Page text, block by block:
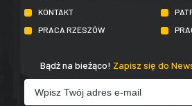
KONTAKT
PRACA RZESZÓW
Bądź na bieżąco! Zapisz się do